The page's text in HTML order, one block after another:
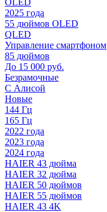
2025 года
55 дюймов OLED
QLED
Управление смартфоном
85 дюймов
До 15 000 руб.
Безрамочные
С Алисой
Новые
144 Гц
165 Гц
2022 года
2023 года
2024 года
HAIER 43 дюйма
HAIER 32 дюйма
HAIER 50 дюймов
HAIER 55 дюймов
HAIER 43 4K